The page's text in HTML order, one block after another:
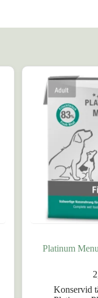
Platinum
Konservid